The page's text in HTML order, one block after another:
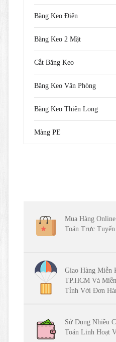
Băng Keo Điện
Băng Keo 2 Mặt
Cắt Băng Keo
Băng Keo Văn Phòng
Băng Keo Thiên Long
Màng PE
Mua Hàng
Toán Trực Tuyến
Giao Hàng Miễn
TP.HCM Và
Tỉnh Với Đơn
Sử Dụng Nhiều
Toán Linh Hoạt